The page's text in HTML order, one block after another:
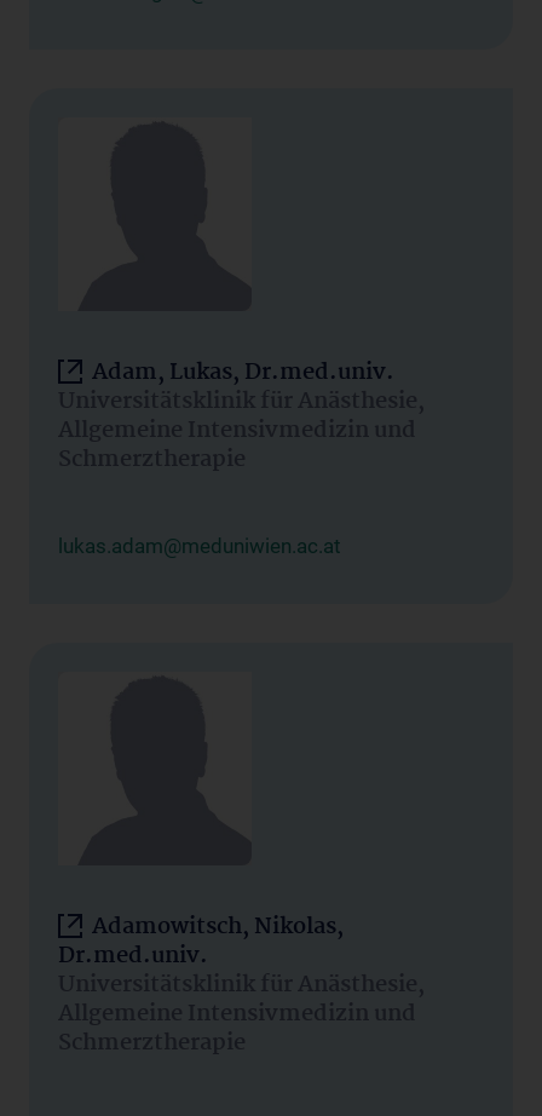
Adam, Lukas, Dr.med.univ.
Universitätsklinik für Anästhesie,
Allgemeine Intensivmedizin und
Schmerztherapie
lukas.adam@meduniwien.ac.at
Adamowitsch, Nikolas,
Dr.med.univ.
Universitätsklinik für Anästhesie,
Allgemeine Intensivmedizin und
Schmerztherapie